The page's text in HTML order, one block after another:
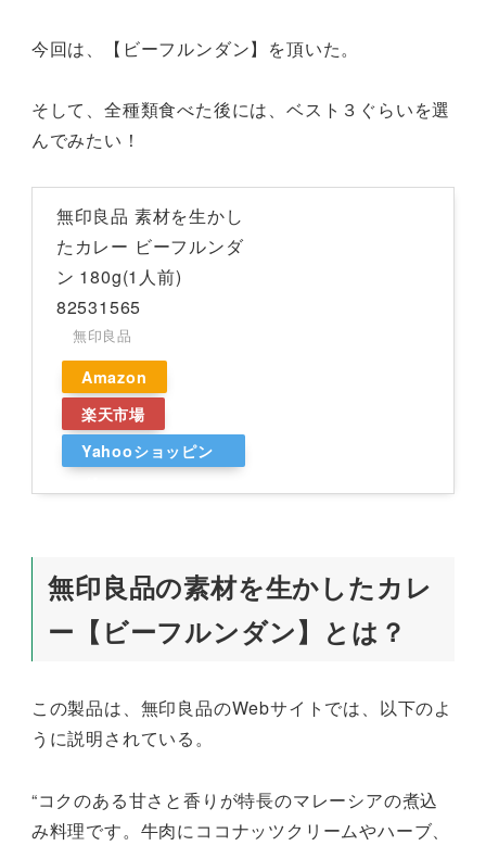
今回は、【ビーフルンダン】を頂いた。
そして、全種類食べた後には、ベスト３ぐらいを選
んでみたい！
無印良品 素材を生かし
たカレー ビーフルンダ
ン 180g(1人前)
82531565
無印良品
Amazon
楽天市場
Yahooショッピン
無印良品の素材を生かしたカレ
ー【ビーフルンダン】とは？
この製品は、無印良品のWebサイトでは、以下のよ
うに説明されている。
“コクのある甘さと香りが特長のマレーシアの煮込
み料理です。牛肉にココナッツクリームやハーブ、